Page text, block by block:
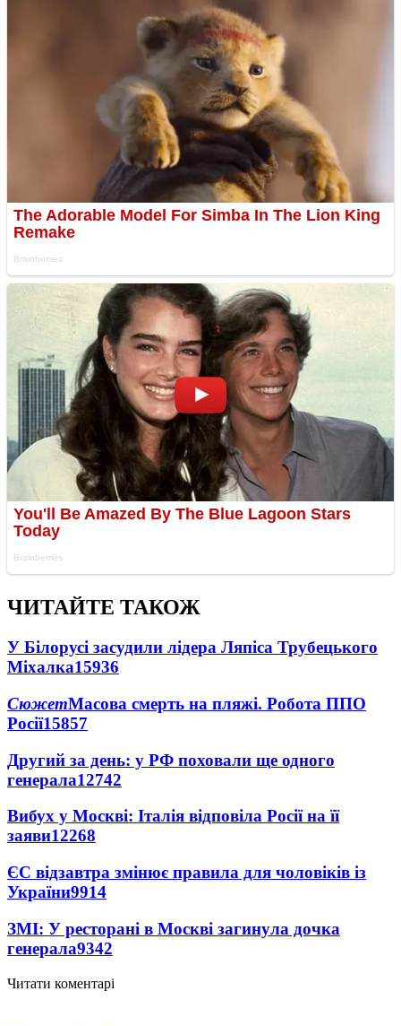
ЧИТАЙТЕ ТАКОЖ
У Білорусі засудили лідера Ляпіса Трубецького
Міхалка15936
СюжетМасова смерть на пляжі. Робота ППО
Росії15857
Другий за день: у РФ поховали ще одного
генерала12742
Вибух у Москві: Італія відповіла Росії на її
заяви12268
ЄС відзавтра змінює правила для чоловіків із
України9914
ЗМІ: У ресторані в Москві загинула дочка
генерала9342
Читати коментарі